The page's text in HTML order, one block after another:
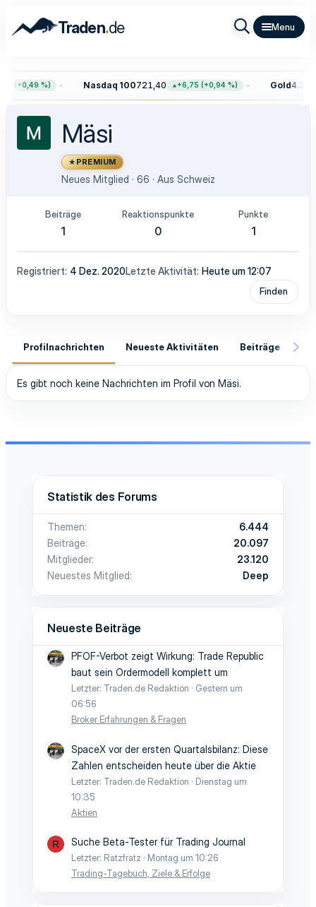
Traden.de
(+0,49 %) Nasdaq 100721,40 +6,75 (+0,94 %) Gold
Mäsi
PREMIUM
Neues Mitglied · 66 · Aus Schweiz
Beiträge
1
Reaktionspunkte
0
Punkte
1
Registriert 4 Dez. 2020Letzte Aktivität Heute um 12:07
Finden
Profilnachrichten Neueste Aktivitäten Beiträge
Es gibt noch keine Nachrichten im Profil von Mäsi.
Statistik des Forums
Themen
6.444
Beiträge
20.097
Mitglieder
23.120
Neuestes Mitglied
Deep
Neueste Beiträge
PFOF-Verbot zeigt Wirkung: Trade Republic
baut sein Ordermodell komplett um
Letzter: Traden.de Redaktion
Gestern um
06:56
Broker Erfahrungen & Fragen
SpaceX vor der ersten Quartalsbilanz: Diese
Zahlen entscheiden heute über die Aktie
Letzter: Traden.de Redaktion
Dienstag um
10:35
Aktien
R Suche Beta-Tester für Trading Journal
Letzter: Ratzfratz
Montag um 10:26
Trading-Tagebuch, Ziele & Erfolge